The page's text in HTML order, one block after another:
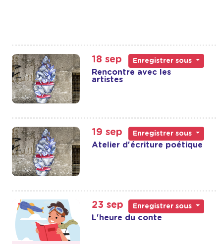
18 sep Enregistrer sous
Rencontre avec les
artistes
19 sep Enregistrer sous
Atelier d'écriture poétique
23 sep Enregistrer sous
L'heure du conte